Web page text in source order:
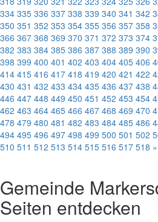
334 335 336 337 338 339 340 341 342
350 351 352 353 354 355 356 357 358
366 367 368 369 370 371 372 373 374
382 383 384 385 386 387 388 389 390
398 399 400 401 402 403 404 405 406
414 415 416 417 418 419 420 421 422
430 431 432 433 434 435 436 437 438
446 447 448 449 450 451 452 453 454
462 463 464 465 466 467 468 469 470
478 479 480 481 482 483 484 485 486
494 495 496 497 498 499 500 501 502
510 511 512 513 514 515 516 517 518 »
Gemeinde
Seiten entdecken